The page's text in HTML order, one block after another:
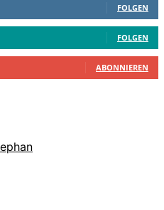
FOLGEN
FOLGEN
ABONNIEREN